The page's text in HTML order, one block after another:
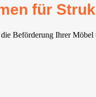
für
Beförderung Ihrer Möbel